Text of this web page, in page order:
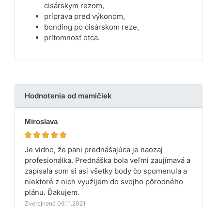
cisárskym rezom,
príprava pred výkonom,
bonding po cisárskom reze,
prítomnosť otca.
Hodnotenia od mamičiek
Miroslava
Je vidno, že pani prednášajúca je naozaj
profesionálka. Prednáška bola veľmi zaujímavá a
zapísala som si asi všetky body čo spomenula a
niektoré z nich využijem do svojho pôrodného
plánu. Ďakujem.
Zverejnené 09.11.2021